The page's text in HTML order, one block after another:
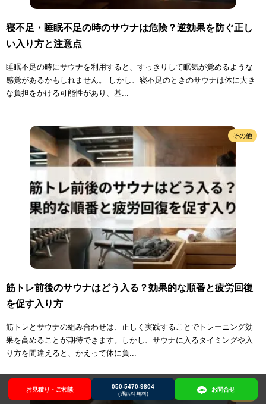
お見積り・ご相談 050-5470-9804
(通話料無料)
お問合せ
寝不足・睡眠不足の時のサウナは危険？逆効果を防ぐ正し
い入り方と注意点
睡眠不足の時にサウナを利用すると、すっきりして眠気が覚めるような
感覚があるかもしれません。 しかし、寝不足のときのサウナは体に大き
な負担をかける可能性があり、基...
その他
筋トレ前後のサウナはどう入る？効果的な順番と疲労回復
を促す入り方
筋トレとサウナの組み合わせは、正しく実践することでトレーニング効
果を高めることが期待できます。しかし、サウナに入るタイミングや入
り方を間違えると、かえって体に負...
お見積り・ご相談 050-5470-9804 お問合せ